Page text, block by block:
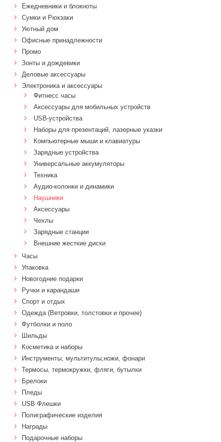
Ежедневники и блокноты
Сумки и Рюкзаки
Уютный дом
Офисные принадлежности
Промо
Зонты и дождевики
Деловые аксессуары
Электроника и аксессуары
Фитнесс часы
Аксессуары для мобильных устройств
USB-устройства
Наборы для презентаций, лазерные указки
Компьютерные мыши и клавиатуры
Зарядные устройства
Универсальные аккумуляторы
Техника
Аудио-колонки и динамики
Наушники
Аксессуары
Чехлы
Зарядные станции
Внешние жесткие диски
Часы
Упаковка
Новогодние подарки
Ручки и карандаши
Спорт и отдых
Одежда (Ветровки, толстовки и прочее)
Футболки и поло
Шильды
Косметика и наборы
Инструменты, мультитулы,ножи, фонари
Термосы, термокружки, фляги, бутылки
Брелоки
Пледы
USB Флешки
Полиграфические изделия
Награды
Подарочные наборы